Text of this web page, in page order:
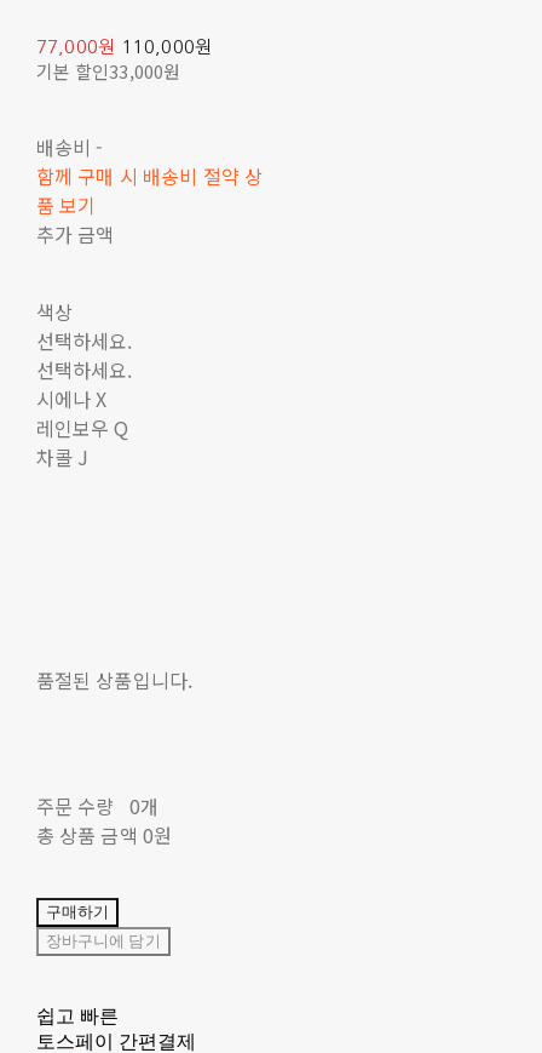
77,000원 110,000원
기본 할인33,000원
배송비 -
함께 구매 시 배송비 절약 상
품 보기
추가 금액
색상
선택하세요.
선택하세요.
시에나 X
레인보우 Q
차콜 J
품절된 상품입니다.
주문 수량 0개
총 상품 금액 0원
구매하기
장바구니에 담기
쉽고 빠른
토스페이 간편결제